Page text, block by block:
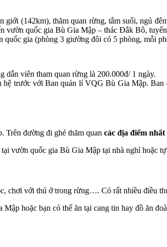
(142km), thăm quan rừng, tắm suối, ngủ
vườn quốc gia Bù Gia Mập – thác Đắk Bô,
gia (phòng 3 giường đôi có 5 phòng, mỗi
dẫn viên tham quan rừng là 200.000đ/ 1 ngày.
trước với Ban quản lí VQG Bù Gia Mập.
Trên đường đi ghé thăm quan các địa điểm
vườn quốc gia Bù Gia Mập tại nhà nghỉ hoặc
chơi với thú ở trong rừng…. Có rất nhiều điều
hoặc bạn có thể ăn tại cang tin hay đồ ăn